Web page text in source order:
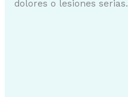
dolores o lesiones serias.